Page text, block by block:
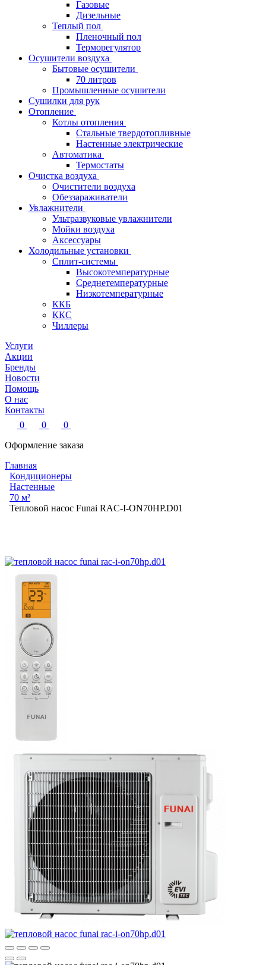
Газовые
Дизельные
Теплый пол
Пленочный пол
Терморегулятор
Осушители воздуха
Бытовые осушители
70 литров
Промышленные осушители
Сушилки для рук
Отопление
Котлы отопления
Стальные твердотопливные
Настенные электрические
Автоматика
Термостаты
Очистка воздуха
Очистители воздуха
Обеззараживатели
Увлажнители
Ультразвуковые увлажнители
Мойки воздуха
Аксессуары
Холодильные установки
Сплит-системы
Высокотемпературные
Среднетемпературные
Низкотемпературные
ККБ
ККС
Чиллеры
Услуги
Акции
Бренды
Новости
Помощь
О нас
Контакты
0
0
0
Оформление заказа
Главная
Кондиционеры
Настенные
70 м²
Тепловой насос Funai RAC-I-ON70HP.D01